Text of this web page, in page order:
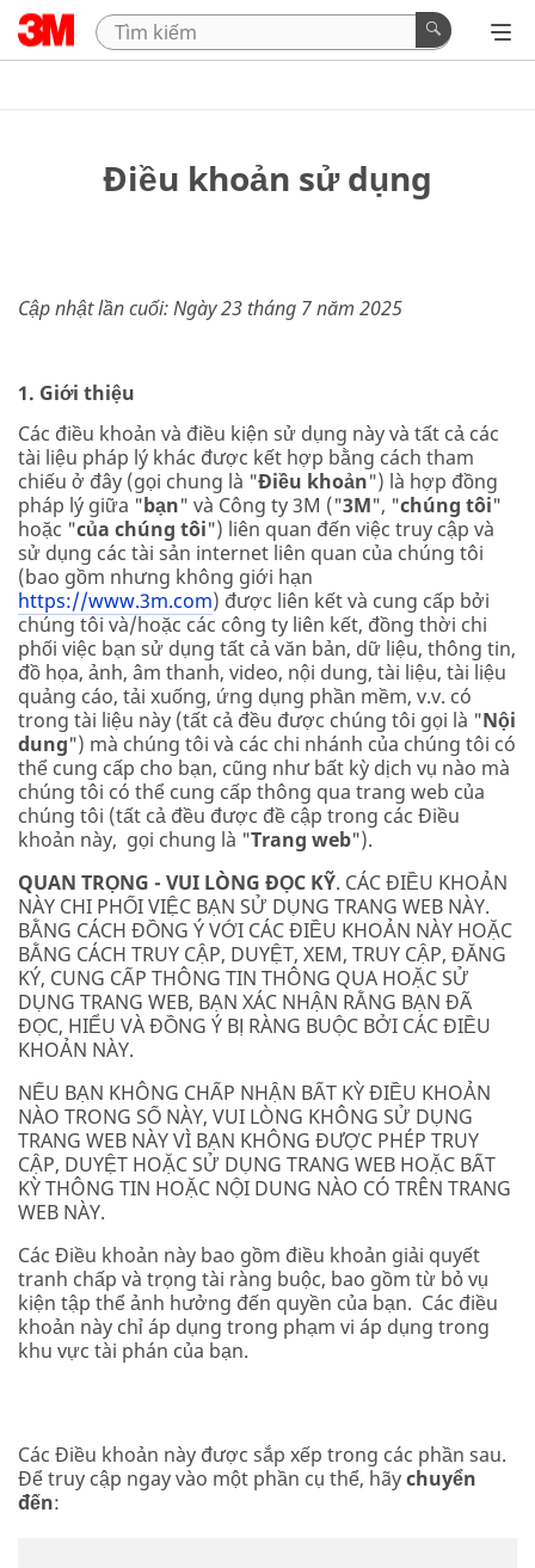
Điều khoản sử dụng
Cập nhật lần cuối: Ngày 23 tháng 7 năm 2025
1. Giới thiệu
Các điều khoản và điều kiện sử dụng này và tất cả các
tài liệu pháp lý khác được kết hợp bằng cách tham
chiếu ở đây (gọi chung là "Điều khoản") là hợp đồng
pháp lý giữa "bạn" và Công ty 3M ("3M", "chúng tôi"
hoặc "của chúng tôi") liên quan đến việc truy cập và
sử dụng các tài sản internet liên quan của chúng tôi
(bao gồm nhưng không giới hạn
https://www.3m.com) được liên kết và cung cấp bởi
chúng tôi và/hoặc các công ty liên kết, đồng thời chi
phối việc bạn sử dụng tất cả văn bản, dữ liệu, thông tin,
đồ họa, ảnh, âm thanh, video, nội dung, tài liệu, tài liệu
quảng cáo, tải xuống, ứng dụng phần mềm, v.v. có
trong tài liệu này (tất cả đều được chúng tôi gọi là "Nội
dung") mà chúng tôi và các chi nhánh của chúng tôi có
thể cung cấp cho bạn, cũng như bất kỳ dịch vụ nào mà
chúng tôi có thể cung cấp thông qua trang web của
chúng tôi (tất cả đều được đề cập trong các Điều
khoản này, gọi chung là "Trang web").
QUAN TRỌNG - VUI LÒNG ĐỌC KỸ. CÁC ĐIỀU KHOẢN
NÀY CHI PHỐI VIỆC BẠN SỬ DỤNG TRANG WEB NÀY.
BẰNG CÁCH ĐỒNG Ý VỚI CÁC ĐIỀU KHOẢN NÀY HOẶC
BẰNG CÁCH TRUY CẬP, DUYỆT, XEM, TRUY CẬP, ĐĂNG
KÝ, CUNG CẤP THÔNG TIN THÔNG QUA HOẶC SỬ
DỤNG TRANG WEB, BẠN XÁC NHẬN RẰNG BẠN ĐÃ
ĐỌC, HIỂU VÀ ĐỒNG Ý BỊ RÀNG BUỘC BỞI CÁC ĐIỀU
KHOẢN NÀY.
NẾU BẠN KHÔNG CHẤP NHẬN BẤT KỲ ĐIỀU KHOẢN
NÀO TRONG SỐ NÀY, VUI LÒNG KHÔNG SỬ DỤNG
TRANG WEB NÀY VÌ BẠN KHÔNG ĐƯỢC PHÉP TRUY
CẬP, DUYỆT HOẶC SỬ DỤNG TRANG WEB HOẶC BẤT
KỲ THÔNG TIN HOẶC NỘI DUNG NÀO CÓ TRÊN TRANG
WEB NÀY.
Các Điều khoản này bao gồm điều khoản giải quyết
tranh chấp và trọng tài ràng buộc, bao gồm từ bỏ vụ
kiện tập thể ảnh hưởng đến quyền của bạn. Các điều
khoản này chỉ áp dụng trong phạm vi áp dụng trong
khu vực tài phán của bạn.
Các Điều khoản này được sắp xếp trong các phần sau.
Để truy cập ngay vào một phần cụ thể, hãychuyển
đến: